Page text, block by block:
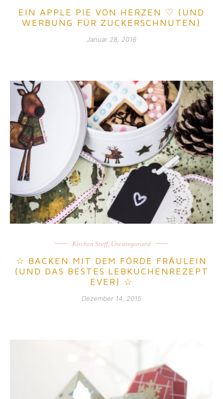
EIN APPLE PIE VON HERZEN ♡ {UND
WERBUNG FÜR ZUCKERSCHNUTEN}
Januar 28, 2016
Kitchen Stuff, Uncategorized
☆ BACKEN MIT DEM FÖRDE FRÄULEIN
{UND DAS BESTES LEBKUCHENREZEPT
EVER} ☆
Dezember 14, 2015